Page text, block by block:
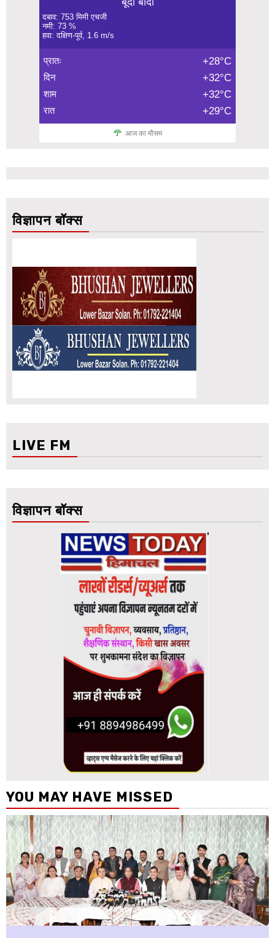
दबाव: 753 मिमी एचजी
नमी: 73 %
हवा: दक्षिण-पूर्व, 1.6 m/s
प्रातः +28°C
दिन +32°C
शाम +32°C
रात +29°C
आज का मौसम
विज्ञापन बॉक्स
LIVE FM
विज्ञापन बॉक्स
YOU MAY HAVE MISSED